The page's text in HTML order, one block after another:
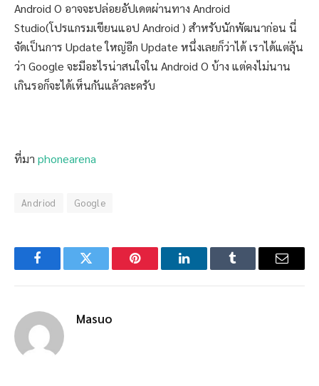
Android O อาจจะปล่อยอัปเดตผ่านทาง Android
Studio(โปรแกรมเขียนแอป Android ) สำหรับนักพัฒนาก่อน นี่
จัดเป็นการ Update ใหญ่อีก Update หนึ่งเลยก็ว่าได้ เราได้แต่ลุ้น
ว่า Google จะมีอะไรน่าสนใจใน Android O บ้าง แต่คงไม่นาน
เกินรอก็จะได้เห็นกันแล้วละครับ
ที่มา phonearena
Andriod Google
FacebookTwitter Pinterest LinkedInTumblr Email
Masuo